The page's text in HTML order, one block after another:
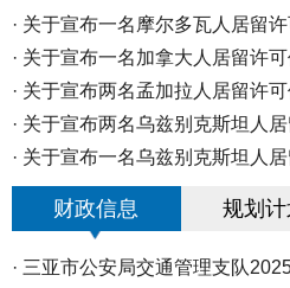
三亚市2026年秋季中小学转学
· 海南高招本科普通批投档分数
· 演唱会期间 体育中心周边道路
· 关于宣布一名摩尔多瓦人居留
· 关于宣布一名加拿大人居留许
· 关于宣布两名孟加拉人居留许
· 关于宣布两名乌兹别克斯坦人
· 关于宣布一名乌兹别克斯坦人
财政信息 规划计
· 三亚市公安局交通管理支队